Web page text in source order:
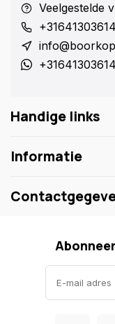
Veelgestelde
+31641303614
+31641303614
Handige links
Informatie